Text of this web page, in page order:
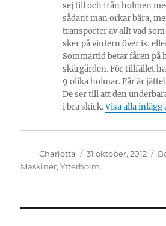
sej till och från holmen
sådant man orkar bära,
transporter av allt vad
sker på vintern över is,
Sommartid betar fåren på
skärgården. För tillfället
9 olika holmar. Får är
De ser till att den
i bra skick.Visa alla inlägg
Författare
Charlotta
Publicerat
den
31 oktober, 2012
Maskiner,Ytterholm